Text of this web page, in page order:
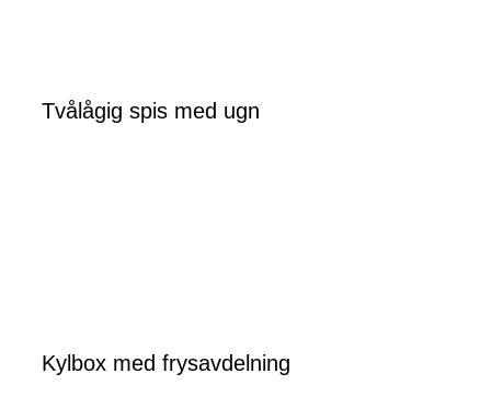
Tvålågig spis med ugn
Kylbox med frysavdelning